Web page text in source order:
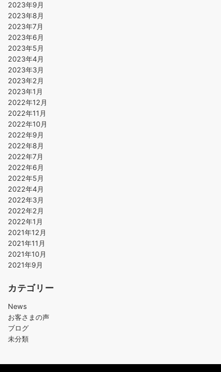
2023年9月
2023年8月
2023年7月
2023年6月
2023年5月
2023年4月
2023年3月
2023年2月
2023年1月
2022年12月
2022年11月
2022年10月
2022年9月
2022年8月
2022年7月
2022年6月
2022年5月
2022年4月
2022年3月
2022年2月
2022年1月
2021年12月
2021年11月
2021年10月
2021年9月
カテゴリー
News
お客さまの声
ブログ
未分類